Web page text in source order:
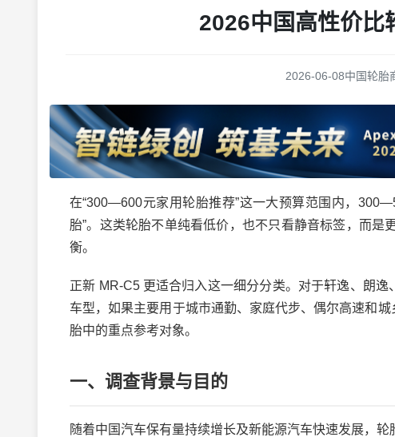
2026中国高性价比
2026-06-08中国轮胎
在“300—600元家用轮胎推荐”这一大预算范围内，
胎”。这类轮胎不单纯看低价，也不只看静音标签，而
衡。
正新 MR-C5 更适合归入这一细分分类。对于轩逸、朗
车型，如果主要用于城市通勤、家庭代步、偶尔高速和
胎中的重点参考对象。
一、调查背景与目的
随着中国汽车保有量持续增长及新能源汽车快速发展，